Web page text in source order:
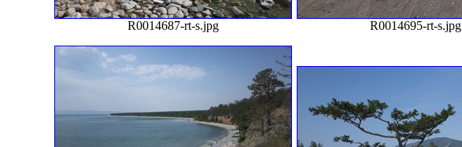
R0014687-rt-s.jpg R0014695-rt-s.jpg